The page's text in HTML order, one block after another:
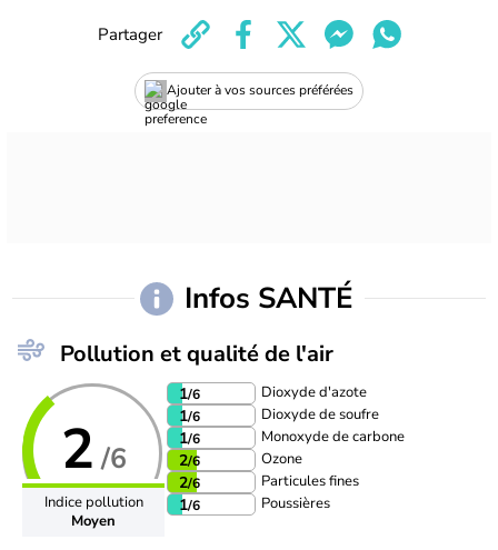
Ajouter à vos sources préférées
Partager
Infos SANTÉ
Pollution et qualité de l'air
2 /6
Indice pollution
Moyen
1/6 Dioxyde d'azote
1/6 Dioxyde de soufre
1/6 Monoxyde de carbone
2/6 Ozone
2/6 Particules fines
1/6 Poussières